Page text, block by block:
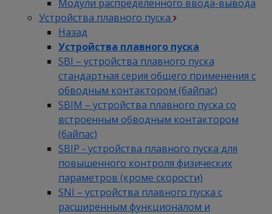
Модули распределенного ввода-вывода
Устройства плавного пуска
Назад
Устройства плавного пуска
SBI – устройства плавного пуска
стандартная серия общего применения с
обводным контактором (байпас)
SBIM – устройства плавного пуска со
встроенным обводным контактором
(байпас)
SBIP - устройства плавного пуска для
повышенного контроля физических
параметров (кроме скорости)
SNI – устройства плавного пуска с
расширенным функционалом и